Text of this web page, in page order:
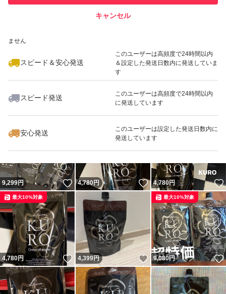
ません
スピード＆安心発送
このユーザーは高頻度で24時間以内
＆設定した発送日数内に発送していま
す
スピード発送
このユーザーは高頻度で24時間以内
に発送しています
安心発送
このユーザーは設定した発送日数内に
発送しています
キャンセル
いいね！
4,770
9,299円 いいね！
4,780円 いいね！
4,780円
4,780円 いいね！
最大10%対象
4,399円 いいね！
9,080円
最大10%対象